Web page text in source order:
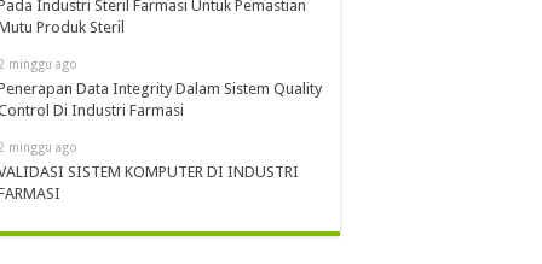
Industri Steril Farmasi Untuk Pemastian
Produk Steril
minggu ago
Data Integrity Dalam Sistem Quality
Di Industri Farmasi
minggu ago
SISTEM KOMPUTER DI INDUSTRI